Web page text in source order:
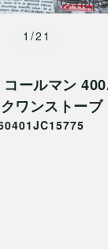
1/21
コールマン
ワンストーブ